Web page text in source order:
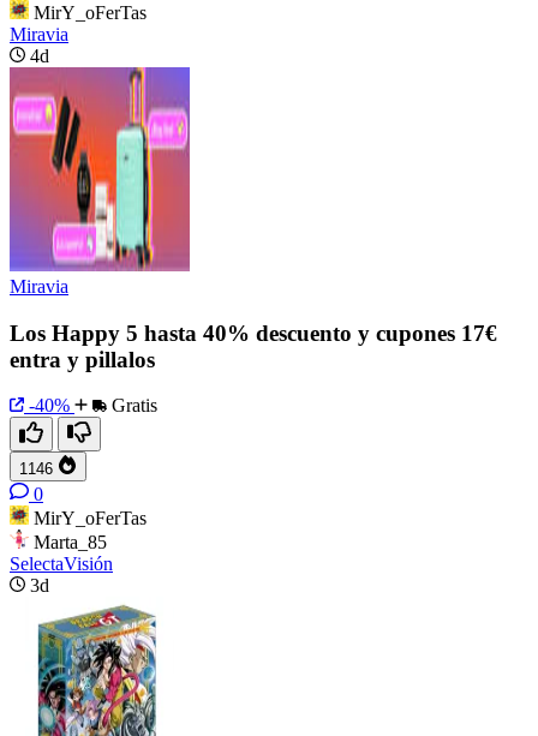
MirY_oFerTas
Miravia
4d
Miravia
Los Happy 5 hasta 40% descuento y cupones 17€
entra y pillalos
-40% Gratis
1146
0
MirY_oFerTas
Marta_85
SelectaVisión
3d